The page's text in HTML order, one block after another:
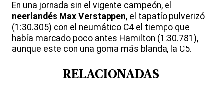
En una jornada sin el vigente campeón, el
neerlandés Max Verstappen, el tapatío pulverizó
(1:30.305) con el neumático C4 el tiempo que
había marcado poco antes Hamilton (1:30.781),
aunque este con una goma más blanda, la C5.
RELACIONADAS